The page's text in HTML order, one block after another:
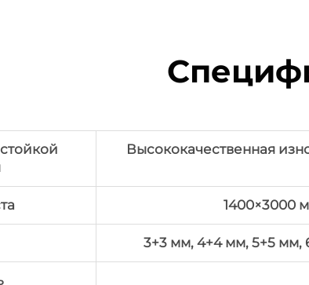
Высококачественная
1400×3000
3+3 мм, 4+4 мм, 5+5 мм,